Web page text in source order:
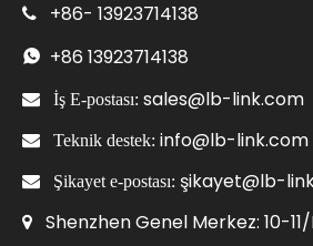
 +86- 13923714138
 +86 13923714138
 İş E-postası: sales@lb-link.com
 Teknik destek: info@lb-link.com
 Şikayet e-postası: şikayet@lb-
 Shenzhen Genel Merkez: 10-11/